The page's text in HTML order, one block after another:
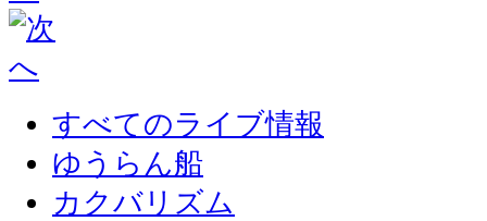
すべてのライブ情報
ゆうらん船
カクバリズム